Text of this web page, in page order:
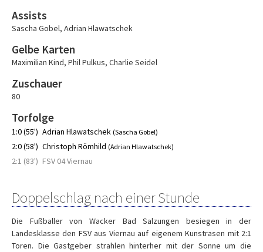
Assists
Sascha Gobel, Adrian Hlawatschek
Gelbe Karten
Maximilian Kind, Phil Pulkus, Charlie Seidel
Zuschauer
80
Torfolge
1:0 (55') Adrian Hlawatschek (Sascha Gobel)
2:0 (58') Christoph Römhild (Adrian Hlawatschek)
2:1 (83') FSV 04 Viernau
Doppelschlag nach einer Stunde
Die Fußballer von Wacker Bad Salzungen besiegen in der
Landesklasse den FSV aus Viernau auf eigenem Kunstrasen mit 2:1
Toren. Die Gastgeber strahlen hinterher mit der Sonne um die